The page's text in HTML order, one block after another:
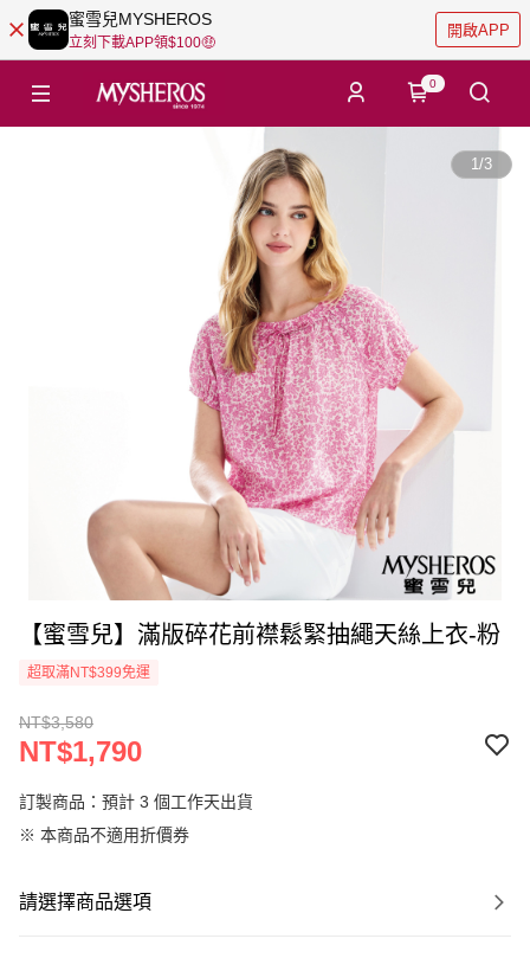
蜜雪兒MYSHEROS
立刻下載APP領$100🤑
開啟APP
0
1/3
【蜜雪兒】滿版碎花前襟鬆緊抽繩天絲上衣-粉
超取滿NT$399免運
NT$3,580
NT$1,790
訂製商品：預計 3 個工作天出貨
※ 本商品不適用折價券
請選擇商品選項